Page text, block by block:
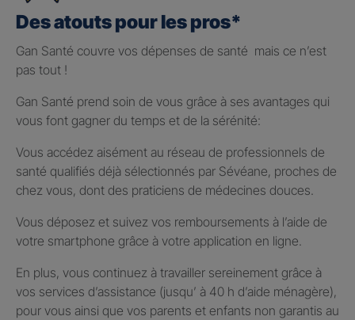
Des atouts pour les pros*
Gan Santé couvre vos dépenses de santé mais ce n’est
pas tout !
Gan Santé prend soin de vous grâce à ses avantages qui
vous font gagner du temps et de la sérénité:
Vous accédez aisément au réseau de professionnels de
santé qualifiés déjà sélectionnés par Sévéane, proches de
chez vous, dont des praticiens de médecines douces.
Vous déposez et suivez vos remboursements à l’aide de
votre smartphone grâce à votre application en ligne.
En plus, vous continuez à travailler sereinement grâce à
vos services d’assistance (jusqu’ à 40 h d’aide ménagère),
pour vous ainsi que vos parents et enfants non garantis au